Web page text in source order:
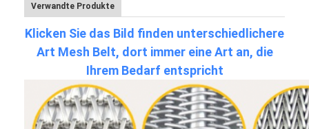
Verwandte Produkte
Klicken Sie das Bild finden unterschiedlichere
Art Mesh Belt, dort immer eine Art an, die
Ihrem Bedarf entspricht